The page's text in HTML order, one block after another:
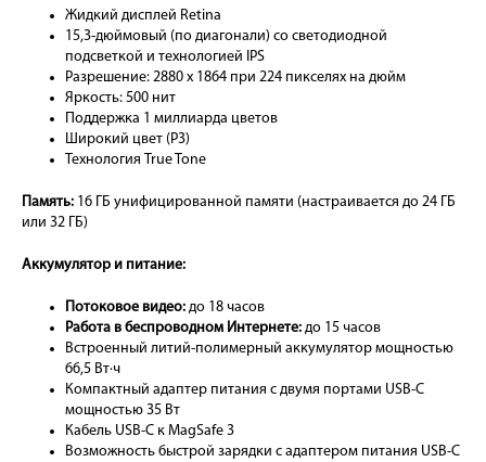
Жидкий дисплей Retina
15,3-дюймовый (по диагонали) со светодиодной
подсветкой и технологией IPS
Разрешение: 2880 x 1864 при 224 пикселях на дюйм
Яркость: 500 нит
Поддержка 1 миллиарда цветов
Широкий цвет (P3)
Технология True Tone
Память: 16 ГБ унифицированной памяти (настраивается до 24 ГБ
или 32 ГБ)
Аккумулятор и питание:
Потоковое видео: до 18 часов
Работа в беспроводном Интернете: до 15 часов
Встроенный литий-полимерный аккумулятор мощностью
66,5 Вт·ч
Компактный адаптер питания с двумя портами USB-C
мощностью 35 Вт
Кабель USB-C к MagSafe 3
Возможность быстрой зарядки с адаптером питания USB-C